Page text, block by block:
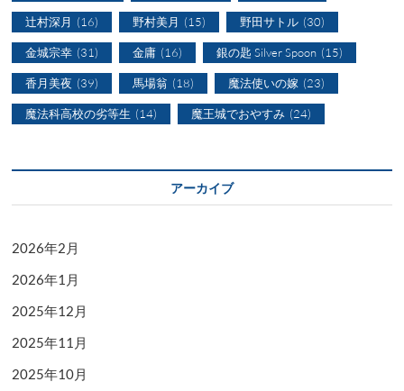
辻村深月 (16) 野村美月 (15) 野田サトル (30)
金城宗幸 (31) 金庸 (16) 銀の匙 Silver Spoon (15)
香月美夜 (39) 馬場翁 (18) 魔法使いの嫁 (23)
魔法科高校の劣等生 (14) 魔王城でおやすみ (24)
アーカイブ
2026年2月
2026年1月
2025年12月
2025年11月
2025年10月